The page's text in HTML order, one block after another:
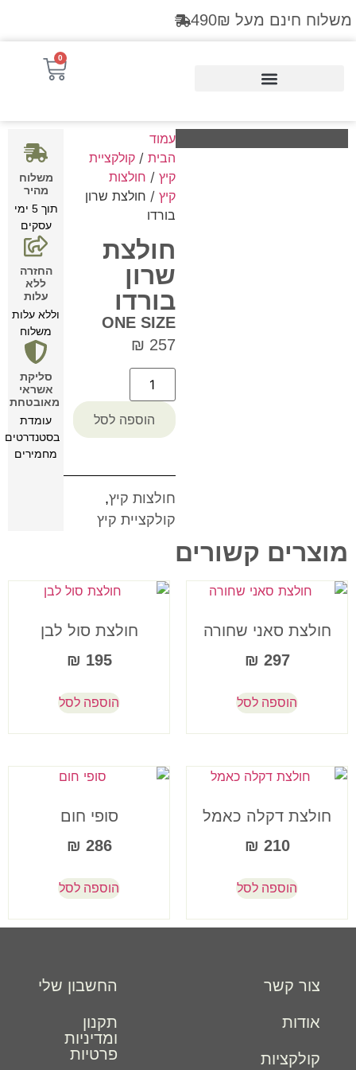
משלוח חינם מעל 490₪
0
עמוד
הבית/ קולקציית
קיץ/ חולצות
קיץ/ חולצת שרון
בורדו
חולצת
שרון
בורדו
ONE SIZE
257
₪
הוספה לסל
חולצות קיץ,
קולקציית קיץ
משלוח
מהיר
תוך 5 ימי
עסקים
החזרה
ללא
עלות
וללא עלות
משלוח
סליקת
אשראי
מאובטחת
עומדת
בסטנדרטים
מחמירים
מוצרים קשורים
חולצת סאני שחורה
297
₪
הוספה לסל
חולצת סול לבן
195
₪
הוספה לסל
חולצת דקלה כאמל
210
₪
הוספה לסל
סופי חום
286
₪
הוספה לסל
צור קשר
אודות
קולקציות
החשבון שלי
תקנון
ומדיניות
פרטיות